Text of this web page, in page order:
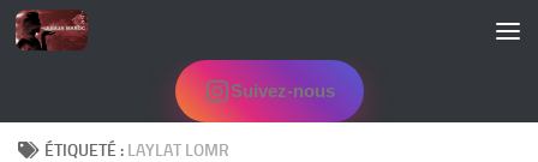
Skip to content
Suivez-nous
ÉTIQUETÉ : LAYLAT LOMR